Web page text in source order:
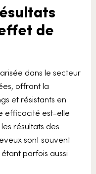
de
dans le secteur
offrant la
et résistants en
efficacité est-elle
résultats des
sont souvent
parfois aussi